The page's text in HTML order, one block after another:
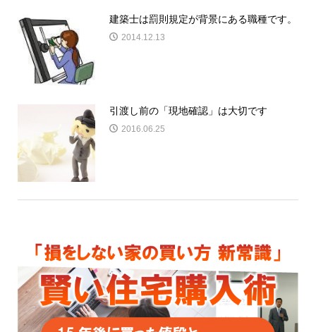
建築士は罰則規定が背景にある職種です。
2014.12.13
引渡し前の「現地確認」は大切です
2016.06.25